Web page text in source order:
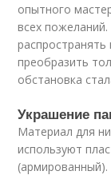
опытного
всех
преобразить
обстановка
Украшение
Материал для
используют